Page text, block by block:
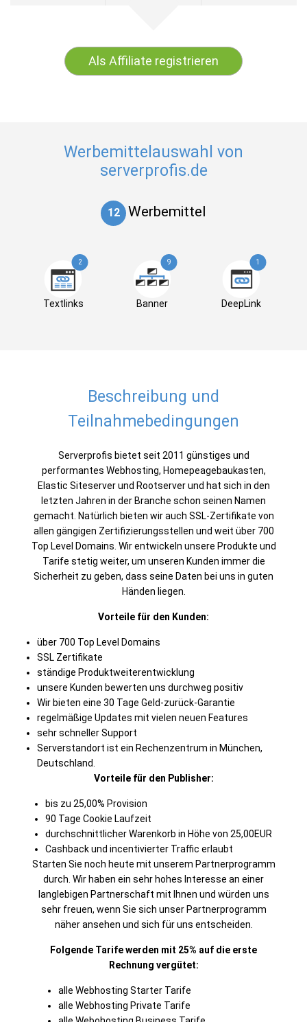
Als Affiliate registrieren
Werbemittelauswahl von
serverprofis.de
12 Werbemittel
2
Textlinks
9
Banner
1
DeepLink
Beschreibung und
Teilnahmebedingungen
Serverprofis bietet seit 2011 günstiges und
performantes Webhosting, Homepeagebaukasten,
Elastic Siteserver und Rootserver und hat sich in den
letzten Jahren in der Branche schon seinen Namen
gemacht. Natürlich bieten wir auch SSL-Zertifikate von
allen gängigen Zertifizierungsstellen und weit über 700
Top Level Domains. Wir entwickeln unsere Produkte und
Tarife stetig weiter, um unseren Kunden immer die
Sicherheit zu geben, dass seine Daten bei uns in guten
Händen liegen.
Vorteile für den Kunden:
über 700 Top Level Domains
SSL Zertifikate
ständige Produktweiterentwicklung
unsere Kunden bewerten uns durchweg positiv
Wir bieten eine 30 Tage Geld-zurück-Garantie
regelmäßige Updates mit vielen neuen Features
sehr schneller Support
Serverstandort ist ein Rechenzentrum in München,
Deutschland.
Vorteile für den Publisher:
bis zu 25,00% Provision
90 Tage Cookie Laufzeit
durchschnittlicher Warenkorb in Höhe von 25,00EUR
Cashback und incentivierter Traffic erlaubt
Starten Sie noch heute mit unserem Partnerprogramm
durch. Wir haben ein sehr hohes Interesse an einer
langlebigen Partnerschaft mit Ihnen und würden uns
sehr freuen, wenn Sie sich unser Partnerprogramm
näher ansehen und sich für uns entscheiden.
Folgende Tarife werden mit 25% auf die erste
Rechnung vergütet:
alle Webhosting Starter Tarife
alle Webhosting Private Tarife